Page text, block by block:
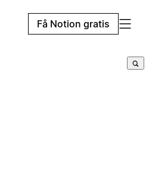
Få Notion gratis